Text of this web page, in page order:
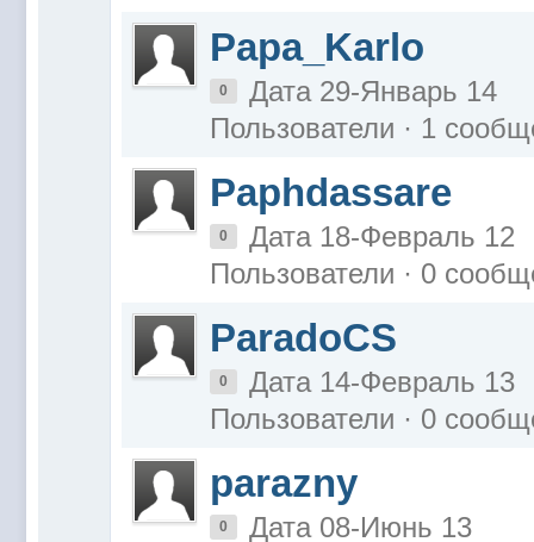
Papa_Karlo
0
Дата 29-Январь 14
Пользователи · 1
Paphdassare
0
Дата 18-Февраль 12
Пользователи · 0
ParadoCS
0
Дата 14-Февраль 13
Пользователи · 0
parazny
0
Дата 08-Июнь 13